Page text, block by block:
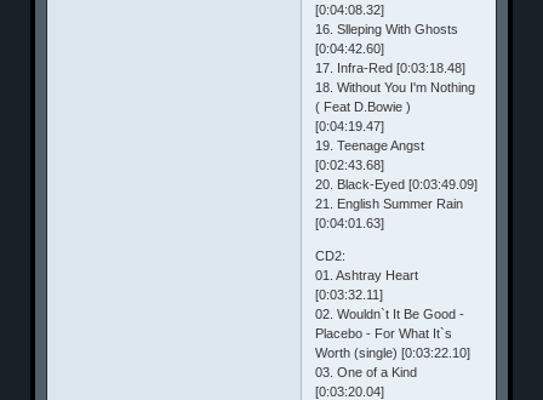
[0:04:08.32]
16. Slleping With Ghosts
[0:04:42.60]
17. Infra-Red [0:03:18.48]
18. Without You I'm Nothing
( Feat D.Bowie )
[0:04:19.47]
19. Teenage Angst
[0:02:43.68]
20. Black-Eyed [0:03:49.09]
21. English Summer Rain
[0:04:01.63]
CD2:
01. Ashtray Heart
[0:03:32.11]
02. Wouldn`t It Be Good -
Placebo - For What It`s
Worth (single) [0:03:22.10]
03. One of a Kind
[0:03:20.04]